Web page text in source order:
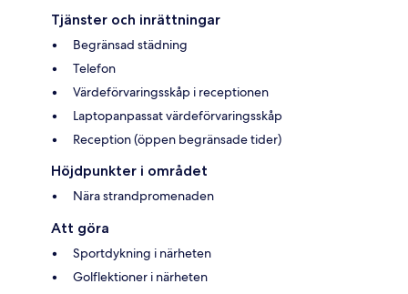
Tjänster och inrättningar
Begränsad städning
Telefon
Värdeförvaringsskåp i receptionen
Laptopanpassat värdeförvaringsskåp
Reception (öppen begränsade tider)
Höjdpunkter i området
Nära strandpromenaden
Att göra
Sportdykning i närheten
Golflektioner i närheten